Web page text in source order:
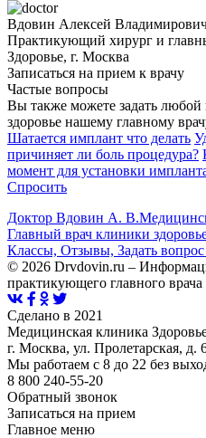
Вдовин Алексей
Практикующий хирург и
Здоровье, г. Москва
Записаться на прием к врачу
Частые вопросы
Вы также можете задать
здоровье нашему главному
Шатается имплант что делать
причиняет ли боль процедура?
момент для установки
Спросить
Доктор Вдовин А. В.
Главный врач клиники
Классы, Отзывы, Задать
© 2026 Drvdovin.ru –
практикующего главного врача
Сделано в 2021
Медицинская клиника
г. Москва, ул. Пролетарская, д.
Мы работаем с 8 до 22 без
8 800 240-55-20
Обратный звонок
Записаться на прием
Главное меню